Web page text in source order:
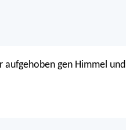
gen Himmel und